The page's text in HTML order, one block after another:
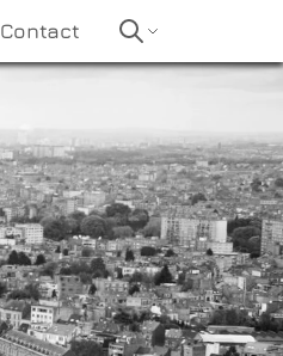
Contact